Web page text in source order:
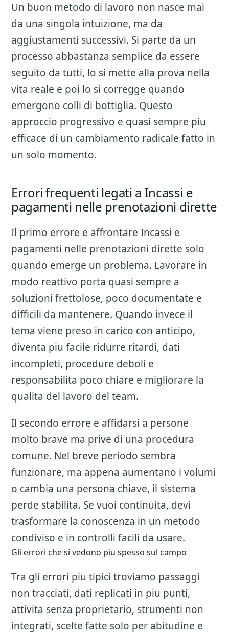
Un buon metodo di lavoro non nasce mai
da una singola intuizione, ma da
aggiustamenti successivi. Si parte da un
processo abbastanza semplice da essere
seguito da tutti, lo si mette alla prova nella
vita reale e poi lo si corregge quando
emergono colli di bottiglia. Questo
approccio progressivo e quasi sempre piu
efficace di un cambiamento radicale fatto in
un solo momento.
Errori frequenti legati a Incassi e
pagamenti nelle prenotazioni dirette
Il primo errore e affrontare Incassi e
pagamenti nelle prenotazioni dirette solo
quando emerge un problema. Lavorare in
modo reattivo porta quasi sempre a
soluzioni frettolose, poco documentate e
difficili da mantenere. Quando invece il
tema viene preso in carico con anticipo,
diventa piu facile ridurre ritardi, dati
incompleti, procedure deboli e
responsabilita poco chiare e migliorare la
qualita del lavoro del team.
Il secondo errore e affidarsi a persone
molto brave ma prive di una procedura
comune. Nel breve periodo sembra
funzionare, ma appena aumentano i volumi
o cambia una persona chiave, il sistema
perde stabilita. Se vuoi continuita, devi
trasformare la conoscenza in un metodo
condiviso e in controlli facili da usare.
Gli errori che si vedono piu spesso sul campo
Tra gli errori piu tipici troviamo passaggi
non tracciati, dati replicati in piu punti,
attivita senza proprietario, strumenti non
integrati, scelte fatte solo per abitudine e